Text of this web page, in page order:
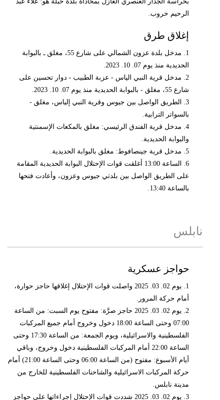
الرحيم خروب.
إغلاق طرق
1. مدخل بلدة عزون الشمالي على شارع 55، مغلق ـ بالبوابة
الحديدية منذ يوم 07. 10. 2023.
2. مدخل قرية النبي الياس - عزبة الطبيب - دوار تحسين على
شارع 55، مغلق - بالبوابة الحديدية منذ يوم 07. 10. 2023.
3. الطريق الواصل بين جيوس وقرية النبي إلياس، مغلق -
بالسواتر الترابية.
4. مدخل قرية الفندق الرئيسي: مغلق بالمكعات الإسمنتية
والبوابة الحديدية.
5. مدخل قرية جينصافوط: مغلق بالبوابة الحديدية.
6. الساعة 13:00 أغلقت قوات الإحتلال البوابة الحديدية المقامة
على الطريق الواصل بين بلدتي جيوس وعزون، وأعادت فتحها
بالساعة 13:40.
نابلس
حواجز عسكرية
1. يوم 02. 03. 2025 واصلت قوات الإحتلال إغلاقها حاجز حوارة،
أمام حركة المرور.
2. يوم 02. 03. 2025 حاجز صرَّة: مفتوح يوم السبت: من الساعة
07:00 وحتى الساعة 18:00 دخول وخروج أمام جميع المركبات
الفلسطينية والاسرائيلية، ويوم الجمعة: من الساعة 17:30 وحتى
الساعة 22:00 أمام المركبات الفلسطينية دخول وخروج، وباقي
أيام الأسبوع: مفتوح (من الساعة 06:00 وحتى الساعة 21:00) أمام
حركة المركبات الاسرائيلية والشاحنات الفلسطينية للخارج من
مدينة نابلس.
3. يوم 02. 03. 2025 شددت قوات الإحتلال إجراءاتها على حواجز